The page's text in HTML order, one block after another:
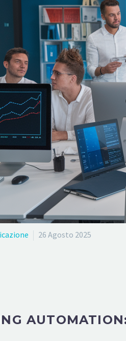
26 Agosto 2025